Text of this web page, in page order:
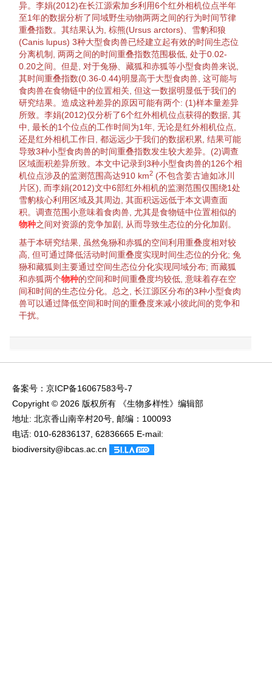
异。李娟(2012)在长江源索加乡利用6个红外相机位点半年
至1年的数据分析了同域野生动物两两之间的行为时间节律
重叠指数。其结果认为, 棕熊(Ursus arctors)、 雪豹和狼
(Canis lupus) 3种大型食肉兽已经建立起有效的时间生态位
分离机制, 两两之间的时间重叠指数范围极低, 处于0.02-
0.20之间。但是, 对于兔狲 藏狐和赤狐等小型食肉兽来说,
其时间重叠指数(0.36-0.44)明显高于大型食肉兽, 这可能与
食肉兽在食物链中的位置相关, 但这一数据明显低于我们的
研究结果。造成这种差异的原因可能有两个: (1)样本量差异
所致。李娟(2012)仅分析了6个红外相机位点获得的数据, 其
中, 最长的1个位点的工作时间为1年, 无论是红外相机位点,
还是红外相机工作日, 都远远少于我们的数据积累, 结果可能
导致3种小型食肉兽的时间重叠指数发生较大差异。(2)调查
区域面积差异所致。本文中记录到3种小型食肉兽的126个相
机位点涉及的监测范围高达910 km2 (不包含姜古迪如冰川
片区), 而李娟(2012)文中6部红外相机的监测范围仅围绕1处
雪豹核心利用区域及其周边, 其面积远远低于本文调查面
积。调查范围小意味着食肉兽, 尤其是食物链中位置相似的
物种之间对资源的竞争加剧, 从而导致生态位的分化加剧。
基于本研究结果, 虽然兔狲和赤狐的空间利用重叠度相对较
高, 但可通过降低活动时间重叠度实现时间生态位的分化; 兔
狲和藏狐则主要通过空间生态位分化实现同域分布; 而藏狐
和赤狐两个物种的空间和时间重叠度均较低, 意味着存在空
间和时间的生态位分化。总之, 长江源区分布的3种小型食肉
兽可以通过降低空间和时间的重叠度来减小彼此间的竞争和
干扰。
备案号： 京ICP备16067583号-7
Copyright © 2026 版权所有 《生物多样性》编辑部
地址: 北京香山南辛村20号, 邮编：100093
电话: 010-62836137, 62836665 E-mail:
biodiversity@ibcas.ac.cn